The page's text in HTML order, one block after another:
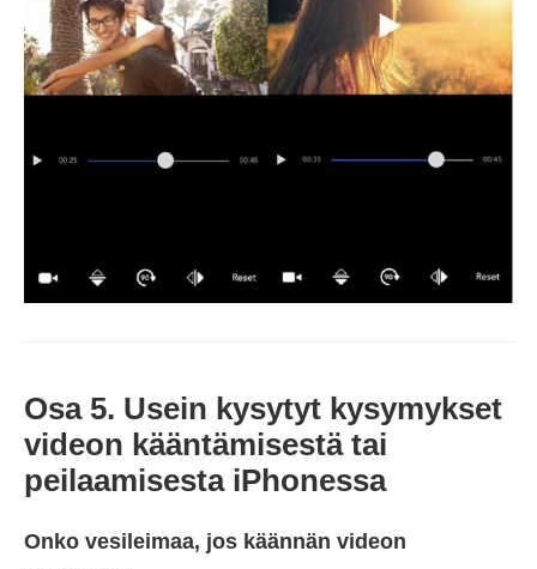
Osa 5. Usein kysytyt kysymykset
videon kääntämisestä tai
peilaamisesta iPhonessa
Onko vesileimaa, jos käännän videon